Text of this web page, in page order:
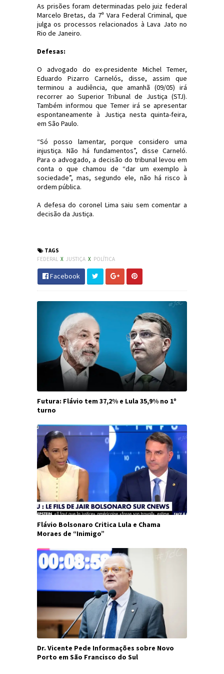
As prisões foram determinadas pelo juiz federal
Marcelo Bretas, da 7ª Vara Federal Criminal, que
julga os processos relacionados à Lava Jato no
Rio de Janeiro.
Defesas:
O advogado do ex-presidente Michel Temer,
Eduardo Pizarro Carnelós, disse, assim que
terminou a audiência, que amanhã (09/05) irá
recorrer ao Superior Tribunal de Justiça (STJ).
Também informou que Temer irá se apresentar
espontaneamente à Justiça nesta quinta-feira,
em São Paulo.
“Só posso lamentar, porque considero uma
injustiça. Não há fundamentos”, disse Carneló.
Para o advogado, a decisão do tribunal levou em
conta o que chamou de “dar um exemplo à
sociedade”, mas, segundo ele, não há risco à
ordem pública.
A defesa do coronel Lima saiu sem comentar a
decisão da Justiça.
TAGS
FEDERAL X JUSTIÇA X POLÍTICA
Facebook
Futura: Flávio tem 37,2% e Lula 35,9% no 1º
turno
Flávio Bolsonaro Critica Lula e Chama
Moraes de “Inimigo”
Dr. Vicente Pede Informações sobre Novo
Porto em São Francisco do Sul